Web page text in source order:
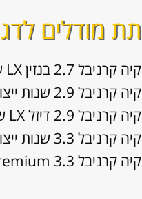
תת מודלים
קיה קרניבל 2.7 בנזין LX שנות ייצור: 2007, 2008, 2009, 2010, 2011
קיה קרניבל 2.9 שנות ייצור: 1999, 2000, 2001, 2002, 2003, 2004, 2005, 2006
קיה קרניבל 2.9 דיזל LX שנות ייצור: 2007, 2008, 2009, 2010, 2011
קיה קרניבל 3.3 שנות ייצור: 2015, 2016, 2017, 2018, 2019, 2020
קיה קרניבל 3.3 Premium שנות ייצור: 2017, 2018, 2019, 2020